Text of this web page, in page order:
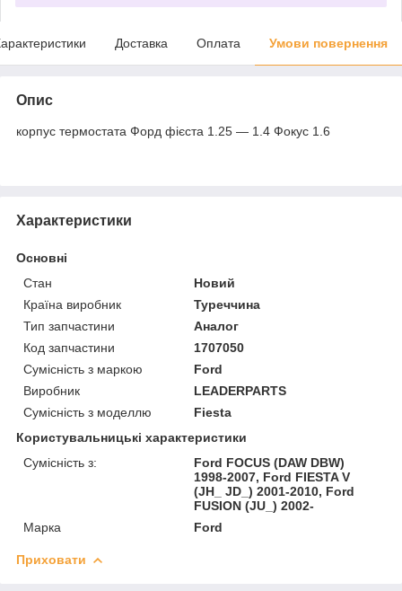
Доставка Оплата Умови повернення
Опис
корпус термостата Форд фієста 1.25 — 1.4 Фокус 1.6
Характеристики
Основні
Стан
Новий
Країна виробник
Туреччина
Тип запчастини
Аналог
Код запчастини
1707050
Сумісність з маркою
Ford
Виробник
LEADERPARTS
Сумісність з моделлю
Fiesta
Користувальницькі характеристики
Сумісність з:
Ford FOCUS (DAW DBW)
1998-2007, Ford FIESTA V
(JH_ JD_) 2001-2010, Ford
FUSION (JU_) 2002-
Марка
Ford
Приховати